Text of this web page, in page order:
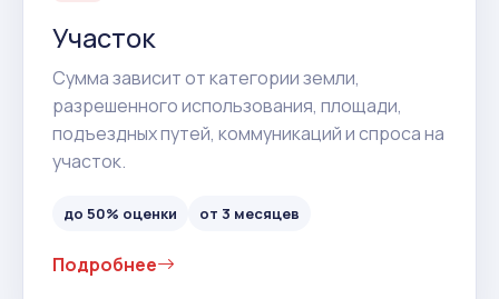
Участок
Сумма зависит от категории земли,
разрешенного использования, площади,
подъездных путей, коммуникаций и спроса на
участок.
до 50% оценки от 3 месяцев
Подробнее